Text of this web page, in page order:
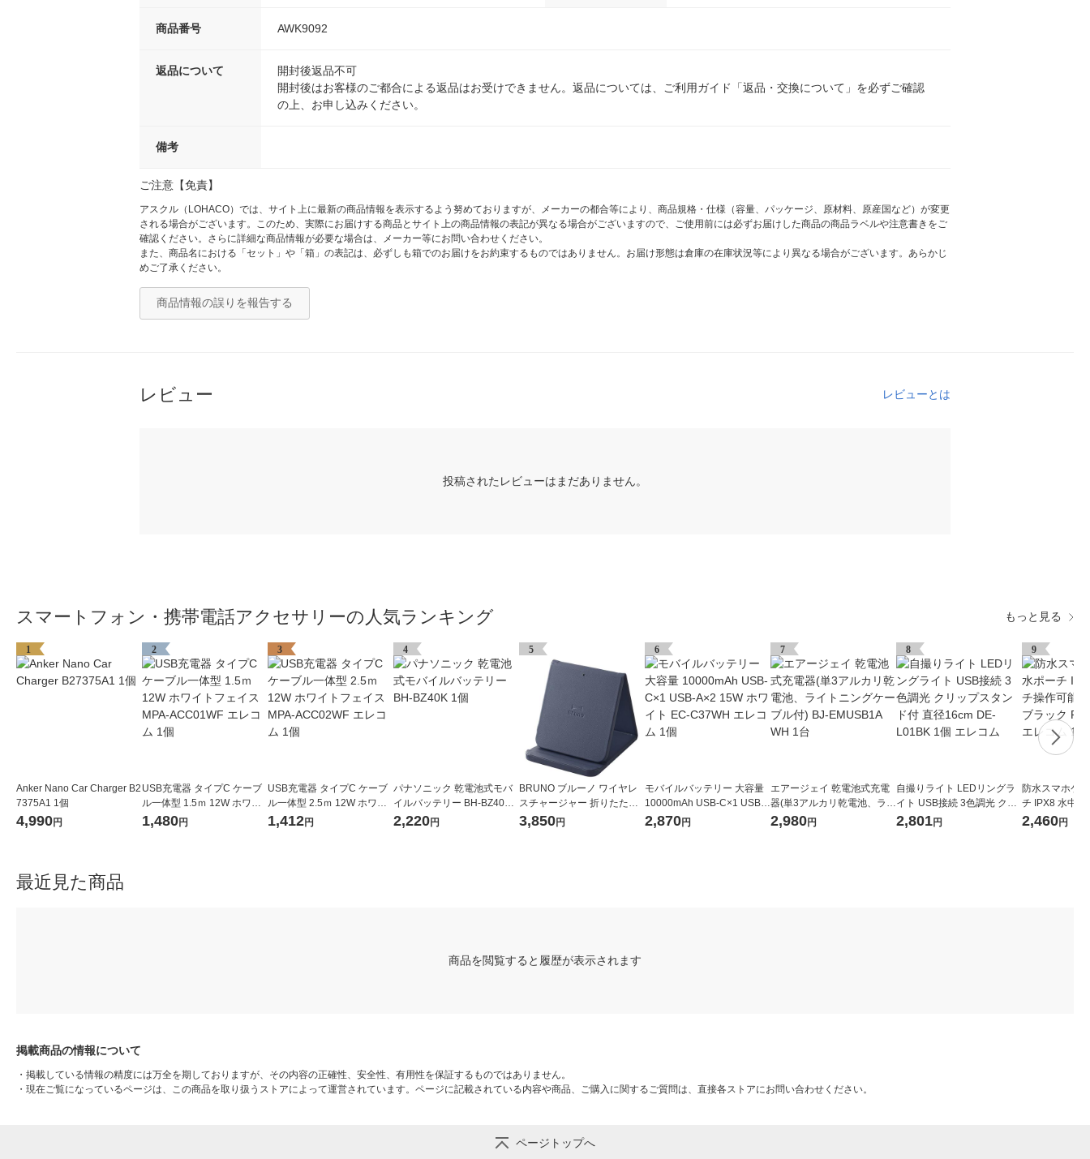
商品番号 AWK9092
返品について
開封後返品不可
開封後はお客様のご都合による返品はお受けできません。返品については、ご利用ガイド「返品・交換について」を必ずご確認
の上、お申し込みください。
備考
ご注意【免責】
アスクル（LOHACO）では、サイト上に最新の商品情報を表示するよう努めておりますが、メーカーの都合等により、商品規格・仕様（容量、パッケージ、原材料、原産国など）が変更
される場合がございます。このため、実際にお届けする商品とサイト上の商品情報の表記が異なる場合がございますので、ご使用前には必ずお届けした商品の商品ラベルや注意書きをご
確認ください。さらに詳細な商品情報が必要な場合は、メーカー等にお問い合わせください。
また、商品名における「セット」や「箱」の表記は、必ずしも箱でのお届けをお約束するものではありません。お届け形態は倉庫の在庫状況等により異なる場合がございます。あらかじ
めご了承ください。
商品情報の誤りを報告する
レビュー レビューとは
投稿されたレビューはまだありません。
スマートフォン・携帯電話アクセサリーの人気ランキング もっと見る
1
Anker Nano Car Charger B2
7375A1 1個
4,990円
2
USB充電器 タイプC ケーブ
ル一体型 1.5ｍ 12W ホワイ
トフェイス MPA-ACC01WF
1,480円
3
USB充電器 タイプC ケーブ
ル一体型 2.5ｍ 12W ホワイ
トフェイス MPA-ACC02WF
1,412円
4
パナソニック 乾電池式モバ
イルバッテリー BH-BZ40K 1
個
2,220円
5
BRUNO ブルーノ ワイヤレ
スチャージャー 折りたたみ
スタンド BDE048-NV ネイ
3,850円
6
モバイルバッテリー 大容量
10000mAh USB-C×1 USB-A
×2 15W ホワイト EC-C37W
2,870円
7
エアージェイ 乾電池式充電
器(単3アルカリ乾電池、ライ
トニングケーブル付) BJ-EM
2,980円
8
自撮りライト LEDリングラ
イト USB接続 3色調光 クリ
ップスタンド付 直径16cm D
2,801円
9
防水スマホケ
チ IPX8 水中タ
顔認証対応 ブ
2,460円
最近見た商品
商品を閲覧すると履歴が表示されます
掲載商品の情報について
・ 掲載している情報の精度には万全を期しておりますが、その内容の正確性、安全性、有用性を保証するものではありません。
・ 現在ご覧になっているページは、この商品を取り扱うストアによって運営されています。ページに記載されている内容や商品、ご購入に関するご質問は、直接各ストアにお問い合わせください。
ページトップへ